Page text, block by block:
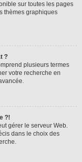
sur toutes les pages
thèmes graphiques
?
plusieurs termes
votre recherche en
?!
gérer le serveur Web.
dans le choix des